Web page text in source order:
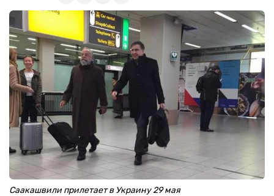
Саакашвили прилетает в Украину 29 мая